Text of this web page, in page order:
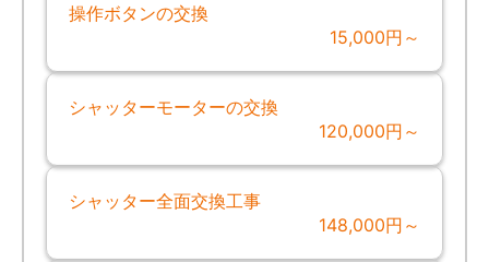
操作ボタンの交換
15,000円～
シャッターモーターの交換
120,000円～
シャッター全面交換工事
148,000円～